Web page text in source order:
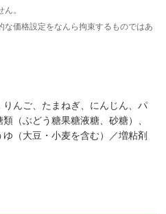
。
な価格設定をなんら拘束するものではあ
んご、たまねぎ、にんじん、パ
（ぶどう糖果糖液糖、砂糖）、
（大豆・小麦を含む）／増粘剤